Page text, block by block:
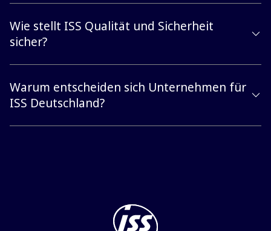
Wie stellt ISS Qualität und Sicherheit
sicher?
Warum entscheiden sich Unternehmen für
ISS Deutschland?